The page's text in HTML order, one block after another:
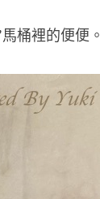
桶裡的便便。